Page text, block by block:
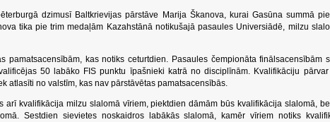
dzimusī Baltkrievijas pārstāve Marija Škanova, kurai Gasūna summā
tika pie trim medaļām Kazahstānā notikušajā pasaules Universiādē, milzu
pamatsacensībām, kas notiks ceturtdien. Pasaules čempionāta finālsacensībām
50 labāko FIS punktu īpašnieki katrā no disciplīnām. Kvalifikāciju
atlasīti no valstīm, kas nav pārstāvētas pamatsacensībās.
arī kvalifikācija milzu slalomā vīriem, piektdien dāmām būs kvalifikācija slalomā,
Sestdien sievietes noskaidros labākās slalomā, kamēr vīriem notiks